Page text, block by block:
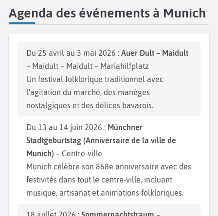
Agenda des événements à Munich
Du 25 avril au 3 mai 2026 : Auer Dult – Maidult
– Maidult – Maidult – Mariahilfplatz
Un festival folklorique traditionnel avec
l'agitation du marché, des manèges
nostalgiques et des délices bavarois.
Du 13 au 14 juin 2026 : Münchner
Stadtgeburtstag (Anniversaire de la ville de
Munich) – Centre-ville
Munich célèbre son 868e anniversaire avec des
festivités dans tout le centre-ville, incluant
musique, artisanat et animations folkloriques.